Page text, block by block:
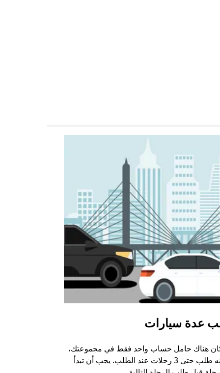
عدة سيارات
كان هناك حامل حساب واحد فقط في مجموعتك،
يمكنه طلب حتى 3 رحلات عند الطلب. يجب أن تبدأ